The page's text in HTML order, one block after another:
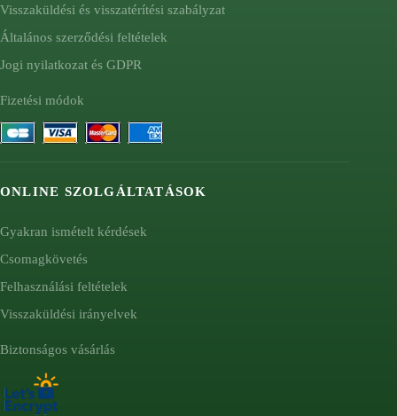
Visszaküldési és visszatérítési szabályzat
Általános szerződési feltételek
Jogi nyilatkozat és GDPR
Fizetési módok
ONLINE SZOLGÁLTATÁSOK
Gyakran ismételt kérdések
Csomagkövetés
Felhasználási feltételek
Visszaküldési irányelvek
Biztonságos vásárlás